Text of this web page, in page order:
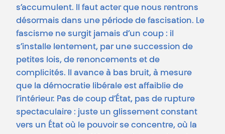
s’accumulent. Il faut acter que nous rentrons
désormais dans une période de fascisation. Le
fascisme ne surgit jamais d’un coup : il
s’installe lentement, par une succession de
petites lois, de renoncements et de
complicités. Il avance à bas bruit, à mesure
que la démocratie libérale est affaiblie de
l’intérieur. Pas de coup d’État, pas de rupture
spectaculaire : juste un glissement constant
vers un État où le pouvoir se concentre, où la